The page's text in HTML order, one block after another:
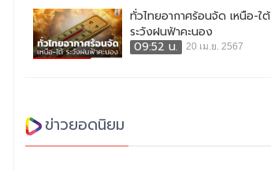
ทั่วไทยอากาศร้อนจัด เหนือ-ใต้
ระวังฝนฟ้าคะนอง
09:52 น.
20 เม.ย. 2567
ข่าวยอดนิยม